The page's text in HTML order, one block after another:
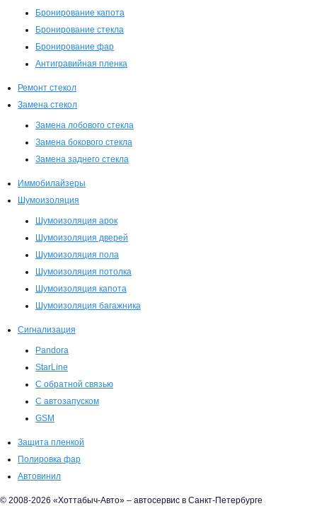
Бронирование капота
Бронирование стекла
Бронирование фар
Антигравийная пленка
Ремонт стекол
Замена стекол
Замена лобового стекла
Замена бокового стекла
Замена заднего стекла
Иммобилайзеры
Шумоизоляция
Шумоизоляция арок
Шумоизоляция дверей
Шумоизоляция пола
Шумоизоляция потолка
Шумоизоляция капота
Шумоизоляция багажника
Сигнализация
Pandora
StarLine
С обратной связью
С автозапуском
GSM
Защита пленкой
Полировка фар
Автовинил
© 2008-2026 «Хоттабыч-Авто» – автосервис в Санкт-Петербурге